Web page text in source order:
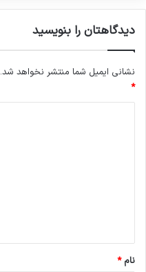
دیدگاهتان را بنویسید
نشانی ایمیل شما منتشر نخواهد شد.
*
نام*